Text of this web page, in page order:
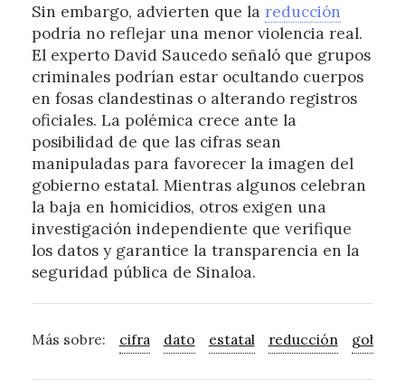
Sin embargo, advierten que la reducción
podría no reflejar una menor violencia real.
El experto David Saucedo señaló que grupos
criminales podrían estar ocultando cuerpos
en fosas clandestinas o alterando registros
oficiales. La polémica crece ante la
posibilidad de que las cifras sean
manipuladas para favorecer la imagen del
gobierno estatal. Mientras algunos celebran
la baja en homicidios, otros exigen una
investigación independiente que verifique
los datos y garantice la transparencia en la
seguridad pública de Sinaloa.
Más sobre: cifra dato estatal reducción